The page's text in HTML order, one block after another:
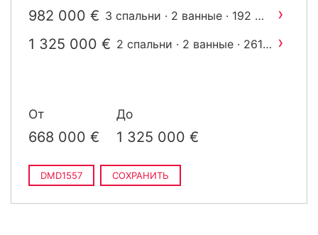
982 000 € 3 спальни · 2 ванные · 192 m ›
1 325 000 € 2 спальни · 2 ванные · 261
›
От
668 000 €
До
1 325 000 €
DMD1557 СОХРАНИТЬ